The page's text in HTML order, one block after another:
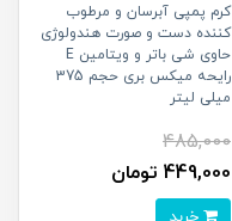
کرم پمپی آبرسان و مرطوب
کننده دست و صورت هندولوژی
حاوی شی باتر و ویتامین E
رایحه میکس بری حجم 375
میلی لیتر
485,000
449,000 تومان